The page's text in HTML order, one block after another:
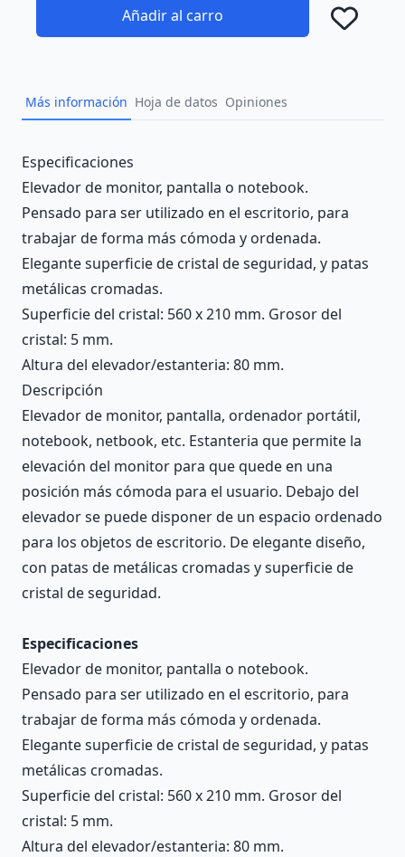
Añadir al carro
Más información Hoja de datos Opiniones
Description
Especificaciones
Elevador de monitor, pantalla o notebook.
Pensado para ser utilizado en el escritorio, para
trabajar de forma más cómoda y ordenada.
Elegante superficie de cristal de seguridad, y patas
metálicas cromadas.
Superficie del cristal: 560 x 210 mm. Grosor del
cristal: 5 mm.
Altura del elevador/estanteria: 80 mm.
Descripción
Elevador de monitor, pantalla, ordenador portátil,
notebook, netbook, etc. Estanteria que permite la
elevación del monitor para que quede en una
posición más cómoda para el usuario. Debajo del
elevador se puede disponer de un espacio ordenado
para los objetos de escritorio. De elegante diseño,
con patas de metálicas cromadas y superficie de
cristal de seguridad.
Especificaciones
Elevador de monitor, pantalla o notebook.
Pensado para ser utilizado en el escritorio, para
trabajar de forma más cómoda y ordenada.
Elegante superficie de cristal de seguridad, y patas
metálicas cromadas.
Superficie del cristal: 560 x 210 mm. Grosor del
cristal: 5 mm.
Altura del elevador/estanteria: 80 mm.